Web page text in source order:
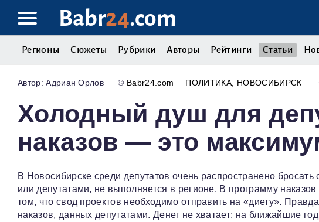
Babr24.com
Регионы Сюжеты Рубрики Авторы Рейтинги Статьи
Адриан Орлов © Babr24.com ПОЛИТИКА НОВОСИБИРСК
Холодный душ для
наказов — это
В Новосибирске среди депутатов очень распространено
или депутатами, не выполняется в регионе. В программу
том, что свод проектов необходимо отправить на «диету».
наказов, данных депутатами. Денег не хватает: на ближайшие